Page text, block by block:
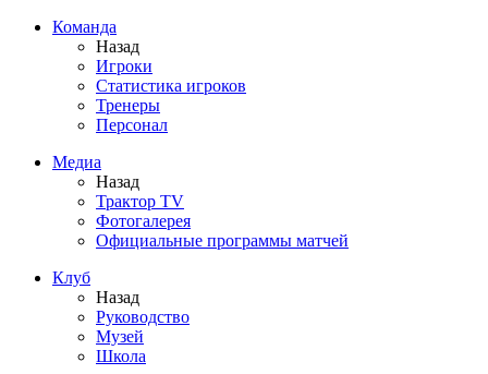
Команда
Назад
Игроки
Статистика игроков
Тренеры
Персонал
Медиа
Назад
Трактор TV
Фотогалерея
Официальные программы матчей
Клуб
Назад
Руководство
Музей
Школа